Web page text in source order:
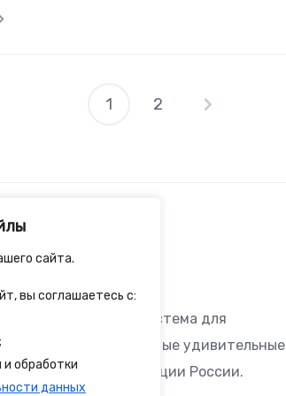
сайта.
вы соглашаетесь с:
обработки
данных
Пагинация
1 2
информационная система для
где собраны самые удивительные
туристические локации России.